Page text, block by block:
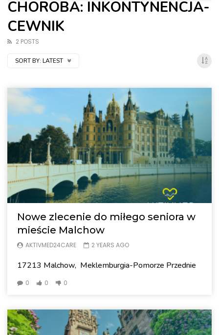
CHOROBA: INKONTYNENCJA-
CEWNIK
2 POSTS
SORT BY: LATEST
Nowe zlecenie do miłego seniora w
mieście Malchow
AKTIVMED24CARE 2 YEARS AGO
17213 Malchow, Meklemburgia-Pomorze Przednie
0 0 0